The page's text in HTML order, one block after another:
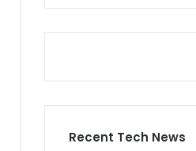
Recent Tech News